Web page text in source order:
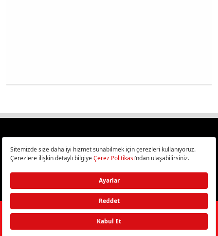
Türkiye
Bilişim ve Teknoloji Haberleri CHIP Online’da!
©2026Doğan Burda Dergi Yayıncılık ve Pazarlama A.Ş./ Tüm hakları
saklıdır.